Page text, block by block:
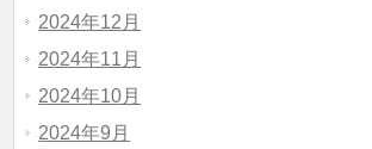
2024年12月
2024年11月
2024年10月
2024年9月